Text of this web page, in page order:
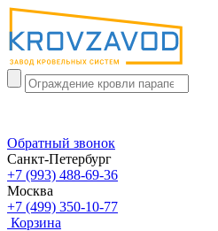
Обратный звонок
Санкт-Петербург
+7 (993) 488-69-36
Москва
+7 (499) 350-10-77
Корзина